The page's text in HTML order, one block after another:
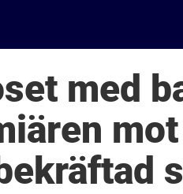
med